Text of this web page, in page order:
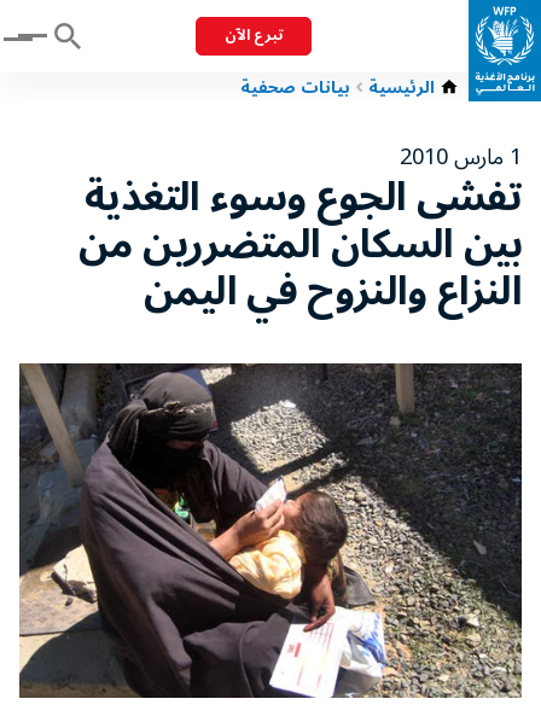
تبرع الآن Menu
الرئيسية بيانات صحفية
1 مارس 2010
تفشى الجوع وسوء التغذية
بين السكان المتضررين من
النزاع والنزوح في اليمن